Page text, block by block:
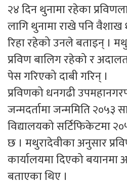
२४ दिन थुनामा रहेका
लागि थुनामा राखे पनि
रिहा रहेको उनले बताइन् ।
प्रविण बालिग रहेको र
पेस गरिएको दाबी गरिन् ।
प्रविणको धनगढी
जन्मदर्तामा जन्ममिति
विद्यालयको सर्टिफिकेटमा
छ । मथुरादेवीका अनुसार
कार्यालयमा दिएको
बताएका थिए ।